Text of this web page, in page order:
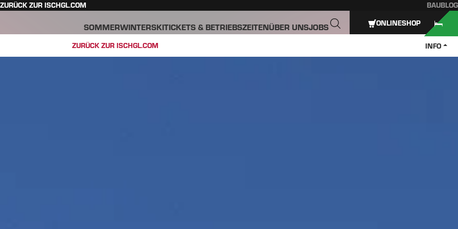
ZURÜCK ZUR ISCHGL.COM BAUBLOG
SOMMERWINTERSKITICKETS & BETRIEBSZEITENÜBER UNSJOBS
ZURÜCK ZUR ISCHGL.COM INFO
ONLINESHOP